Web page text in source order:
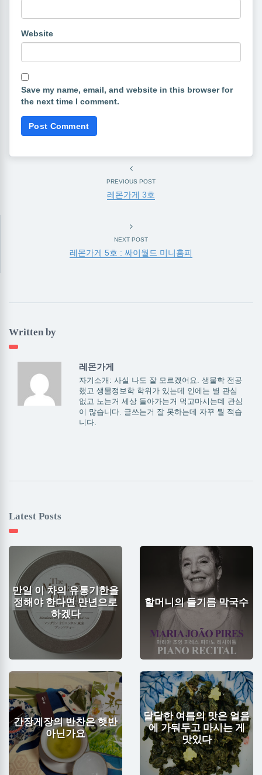
Website
Save my name, email, and website in this browser for
the next time I comment.
PREVIOUS POST
레몬가게 3호
NEXT POST
레몬가게 5호 : 싸이월드 미니홈피
Written by
레몬가게
자기소개: 사실 나도 잘 모르겠어요. 생물학 전공
했고 생물정보학 학위가 있는데 인에는 별 관심
없고 노는거 세상 돌아가는거 먹고마시는데 관심
이 많습니다. 글쓰는거 잘 못하는데 자꾸 뭘 적습
니다.
Latest Posts
만일 이 차의 유통기한을
정해야 한다면 만년으로
하겠다
할머니의 들기름 막국수
간장게장의 반찬은 햇반
아닌가요
달달한 여름의 맛은 얼음
에 가둬두고 마시는 게
맛있다